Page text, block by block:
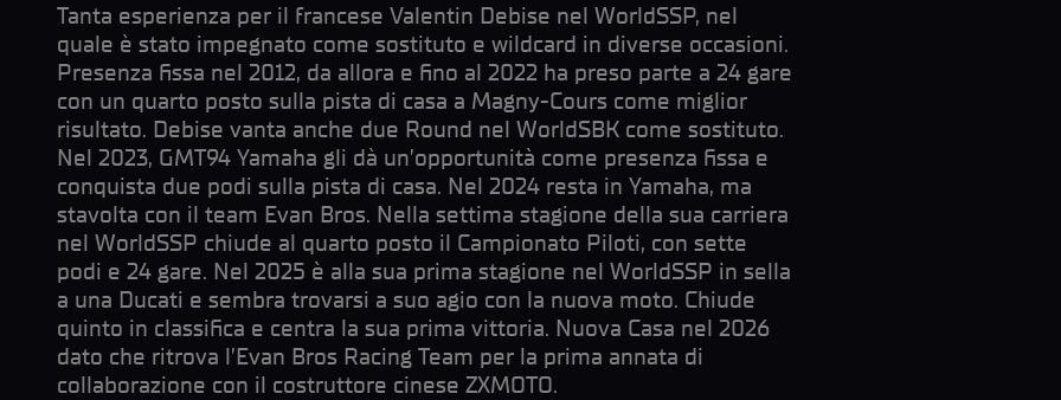
Tanta esperienza per il francese Valentin Debise nel WorldSSP, nel
quale è stato impegnato come sostituto e wildcard in diverse occasioni.
Presenza fissa nel 2012, da allora e fino al 2022 ha preso parte a 24 gare
con un quarto posto sulla pista di casa a Magny-Cours come miglior
risultato. Debise vanta anche due Round nel WorldSBK come sostituto.
Nel 2023, GMT94 Yamaha gli dà un’opportunità come presenza fissa e
conquista due podi sulla pista di casa. Nel 2024 resta in Yamaha, ma
stavolta con il team Evan Bros. Nella settima stagione della sua carriera
nel WorldSSP chiude al quarto posto il Campionato Piloti, con sette
podi e 24 gare. Nel 2025 è alla sua prima stagione nel WorldSSP in sella
a una Ducati e sembra trovarsi a suo agio con la nuova moto. Chiude
quinto in classifica e centra la sua prima vittoria. Nuova Casa nel 2026
dato che ritrova l’Evan Bros Racing Team per la prima annata di
collaborazione con il costruttore cinese ZXMOTO.